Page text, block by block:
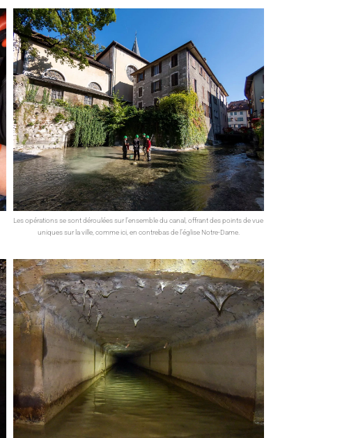
Les opérations se sont déroulées sur l’ensemble du canal, offrant des points de vue
uniques sur la ville, comme ici, en contrebas de l’église Notre-Dame.